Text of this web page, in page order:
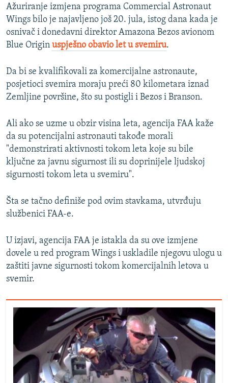
Ažuriranje izmjena programa Commercial Astronaut
Wings bilo je najavljeno još 20. jula, istog dana kada je
osnivač i donedavni direktor Amazona Bezos avionom
Blue Origin uspješno obavio let u svemiru.
Da bi se kvalifikovali za komercijalne astronaute,
posjetioci svemira moraju preći 80 kilometara iznad
Zemljine površine, što su postigli i Bezos i Branson.
Ali ako se uzme u obzir visina leta, agencija FAA kaže
da su potencijalni astronauti takođe morali
"demonstrirati aktivnosti tokom leta koje su bile
ključne za javnu sigurnost ili su doprinijele ljudskoj
sigurnosti tokom leta u svemiru".
Šta se tačno definiše pod ovim stavkama, utvrđuju
službenici FAA-e.
U izjavi, agencija FAA je istakla da su ove izmjene
dovele u red program Wings i uskladile njegovu ulogu u
zaštiti javne sigurnosti tokom komercijalnih letova u
svemir.